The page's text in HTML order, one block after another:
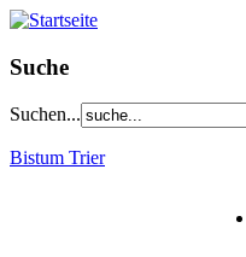
Suche
Suchen...
Bistum Trier